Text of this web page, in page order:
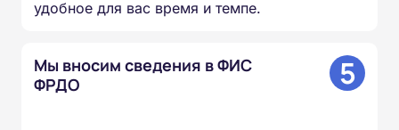
удобное для вас время и темпе.
Мы вносим сведения в ФИС
ФРДО
5